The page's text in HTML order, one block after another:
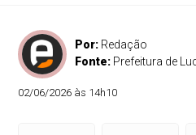
Por: Redação
Fonte: Prefeitura de
02/06/2026 às 14h10